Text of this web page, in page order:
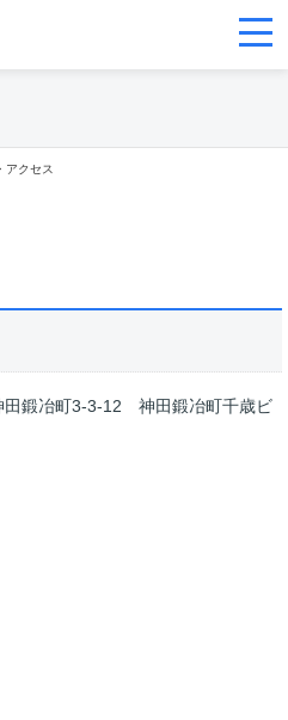
アクセス
鍛冶町3-3-12 神田鍛冶町千歳ビ